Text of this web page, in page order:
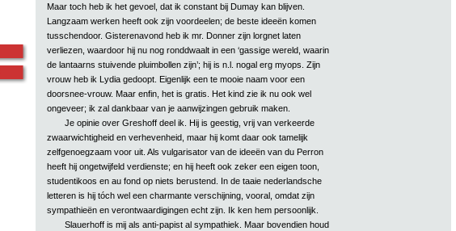
Maar toch heb ik het gevoel, dat ik constant bij Dumay kan blijven.
Langzaam werken heeft ook zijn voordeelen; de beste ideeën komen
tusschendoor. Gisterenavond heb ik mr. Donner zijn lorgnet laten
verliezen, waardoor hij nu nog ronddwaalt in een ‘gassige wereld, waarin
de lantaarns stuivende pluimbollen zijn’; hij is n.l. nogal erg myops. Zijn
vrouw heb ik Lydia gedoopt. Eigenlijk een te mooie naam voor een
doorsnee-vrouw. Maar enfin, het is gratis. Het kind zie ik nu ook wel
ongeveer; ik zal dankbaar van je aanwijzingen gebruik maken.
Je opinie over Greshoff deel ik. Hij is geestig, vrij van verkeerde
zwaarwichtigheid en verhevenheid, maar hij komt daar ook tamelijk
zelfgenoegzaam voor uit. Als vulgarisator van de ideeën van du Perron
heeft hij ongetwijfeld verdienste; en hij heeft ook zeker een eigen toon,
studentikoos en au fond op niets berustend. In de taaie nederlandsche
letteren is hij tóch wel een charmante verschijning, vooral, omdat zijn
sympathieën en verontwaardigingen echt zijn. Ik ken hem persoonlijk.
Slauerhoff is mij als anti-papist al sympathiek. Maar bovendien houd